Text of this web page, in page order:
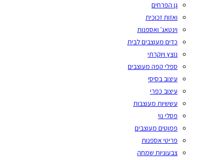
גן הפרחים
ואזות זכוכית
וינטאג' ואספנות
כדים מעוצבים לבית
נוצץ ויוקרתי
ספלי קפה מעוצבים
עיצוב בסיסי
עיצוב כפרי
עששיות מעוצבות
פסלי נוי
פמוטים מעוצבים
פריטי אספנות
צבעוניות שמחה